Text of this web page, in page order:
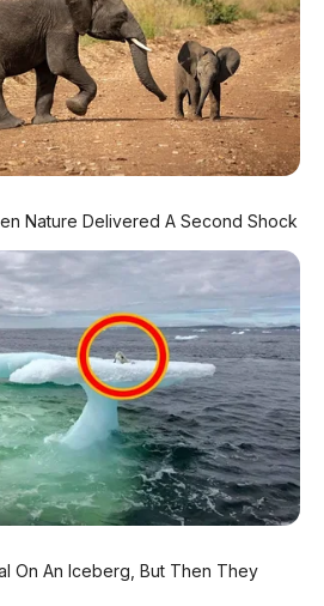
Tapi konsep ini penting
depan gak cuma baterai
juga punya potensi.
untuk update teknologi
Artikel Lainnya:
430 hp, 0-100 5,7 detik
Fitri
MRT Jakarta
Nature Delivered A Second Shock
On An Iceberg, But Then They